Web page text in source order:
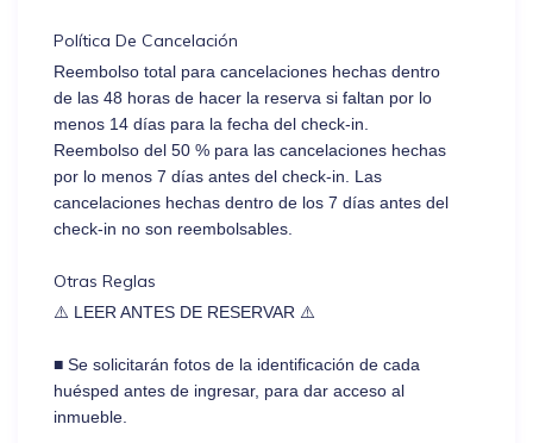
Política De Cancelación
Reembolso total para cancelaciones hechas dentro
de las 48 horas de hacer la reserva si faltan por lo
menos 14 días para la fecha del check-in.
Reembolso del 50 % para las cancelaciones hechas
por lo menos 7 días antes del check-in. Las
cancelaciones hechas dentro de los 7 días antes del
check-in no son reembolsables.
Otras Reglas
⚠️ LEER ANTES DE RESERVAR ⚠️
■ Se solicitarán fotos de la identificación de cada
huésped antes de ingresar, para dar acceso al
inmueble.